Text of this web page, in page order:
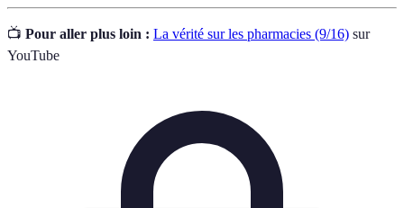
📺 Pour aller plus loin : La vérité sur les pharmacies (9/16) sur
YouTube